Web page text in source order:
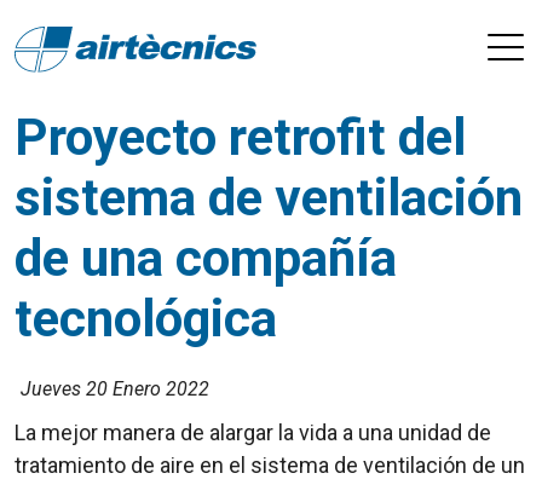
Proyecto retrofit del
sistema de ventilación
de una compañía
tecnológica
Jueves 20 Enero 2022
La mejor manera de alargar la vida a una unidad de
tratamiento de aire en el sistema de ventilación de un